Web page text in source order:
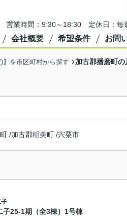
営業時間：9:30～18:30 定休日：
会社概要 希望条件 お問
)】を市区町村から探す 加古郡播磨町
/加古郡稲美町 /宍粟市
子25-1期（全3棟）1号棟